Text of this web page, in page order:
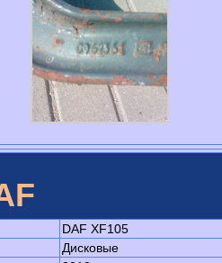
DAF XF105
Дисковые